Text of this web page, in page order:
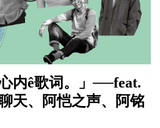
内ê歌词。」──feat.
天、阿恺之声、阿铭